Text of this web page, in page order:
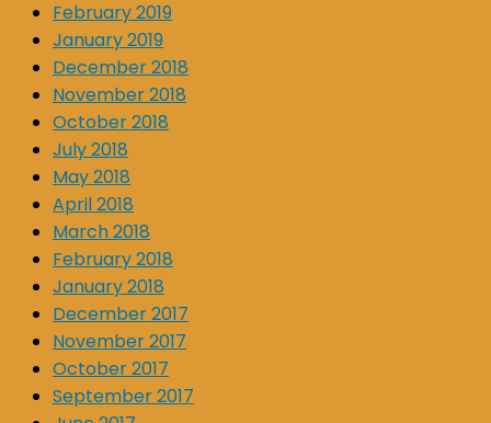
February 2019
January 2019
December 2018
November 2018
October 2018
July 2018
May 2018
April 2018
March 2018
February 2018
January 2018
December 2017
November 2017
October 2017
September 2017